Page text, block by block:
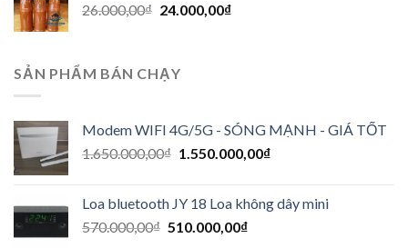
26.000,00₫ 24.000,00₫
SẢN PHẨM BÁN CHẠY
Modem WIFI 4G/5G - SÓNG MẠNH - GIÁ TỐT
1.650.000,00₫ 1.550.000,00₫
Loa bluetooth JY 18 Loa không dây mini
570.000,00₫ 510.000,00₫